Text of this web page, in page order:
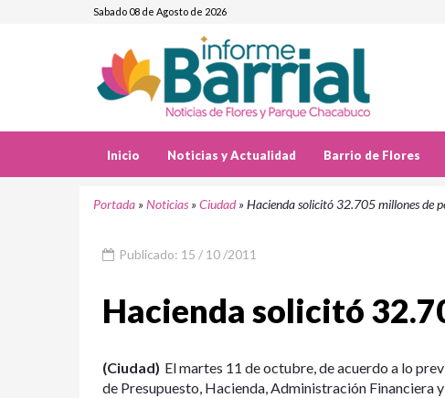
Sabado 08 de Agosto de 2026
Inicio Noticias y Actualidad Barrio de Flores
Portada »Noticias »Ciudad»Hacienda solicitó 32.705 millones de
Publicado: 15 / 10 /2011
Hacienda solicitó
(Ciudad) El martes 11 de octubre, de acuerdo a lo
de Presupuesto, Hacienda, Administración